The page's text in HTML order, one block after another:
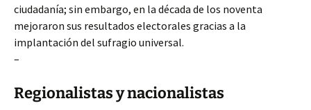
ciudadanía; sin embargo, en la década de los noventa
mejoraron sus resultados electorales gracias a la
implantación del sufragio universal.
–
Regionalistas y nacionalistas